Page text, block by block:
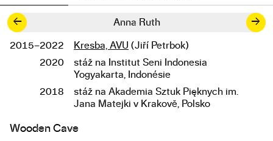
Anna Ruth
← →
Studium
2015–2022 Kresba, AVU (Jiří Petrbok)
2020
stáž na Institut Seni Indonesia
Yogyakarta, Indonésie
2018
stáž na Akademia Sztuk Pięknych im.
Jana Matejki v Krakově, Polsko
Popis diplomové práce
Wooden Cave